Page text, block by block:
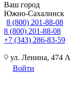
Ваш город
Южно-Сахалинск
8 (800) 201-88-08
8 (800) 201-88-08
+7 (343) 286-83-59
ул. Ленина, 474 А
Войти